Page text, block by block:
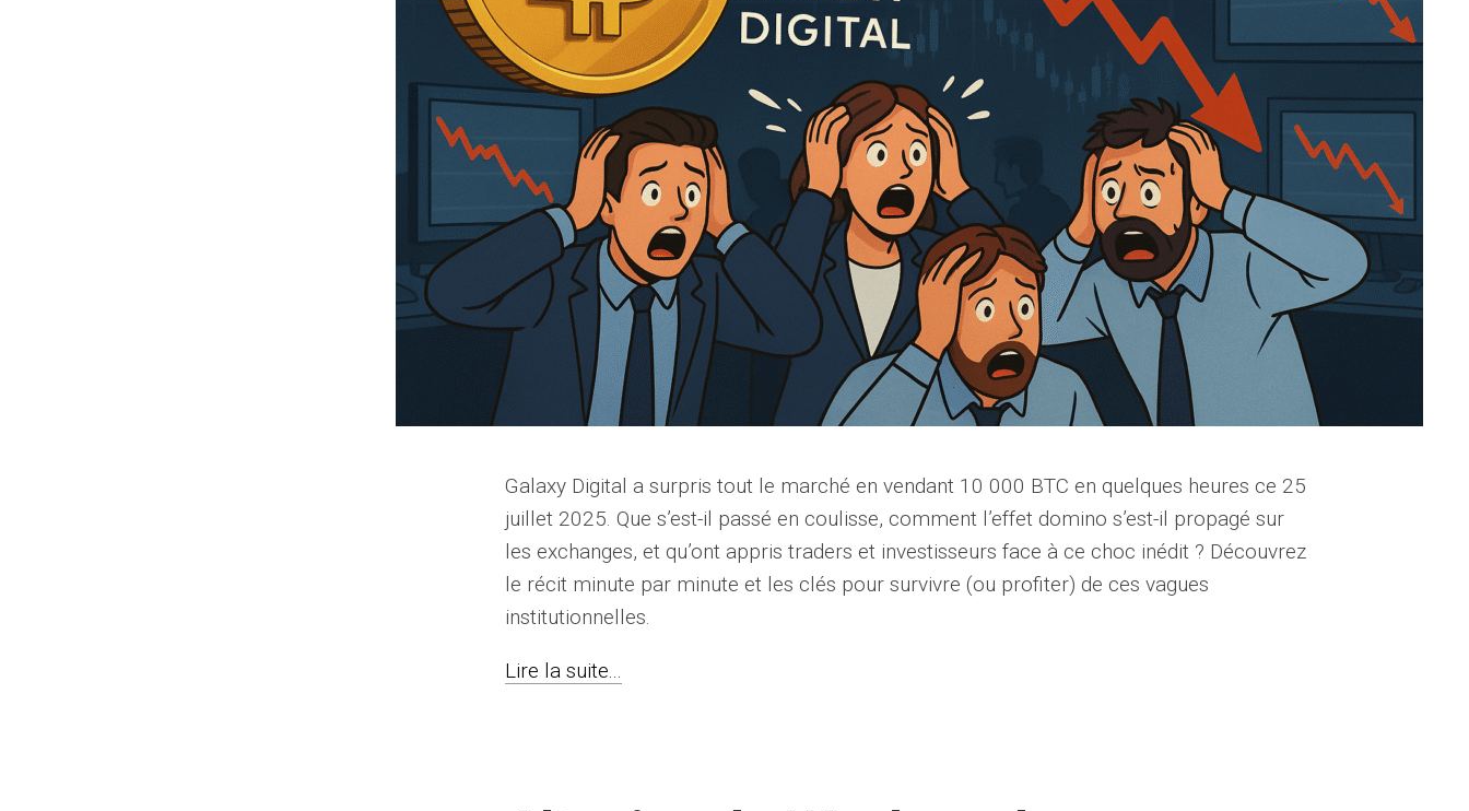
Galaxy Digital a surpris tout le marché en vendant 10 000 BTC en quelques heures ce 25
juillet 2025. Que s’est-il passé en coulisse, comment l’effet domino s’est-il propagé sur
les exchanges, et qu’ont appris traders et investisseurs face à ce choc inédit ? Découvrez
le récit minute par minute et les clés pour survivre (ou profiter) de ces vagues
institutionnelles.
Lire la suite...